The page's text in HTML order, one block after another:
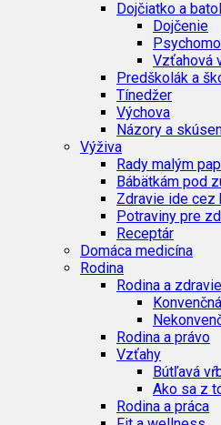
Dojčiatko a
Dojčenie
Vzťahová
Predškolák a
Tínedžer
Výchova
Názory a
Výživa
Rady malým
Bábätkám pod
Zdravie ide cez
Potraviny pre
Receptár
Domáca medicína
Rodina
Rodina a zdravie
Rodina a právo
Vzťahy
Bútľavá
Ako sa z
Rodina a práca